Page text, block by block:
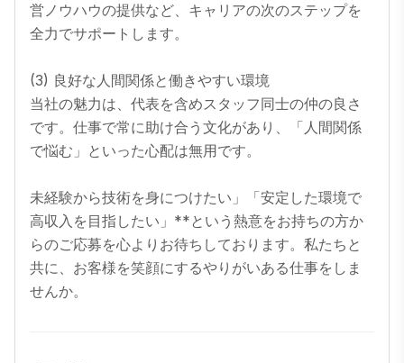
営ノウハウの提供など、キャリアの次のステップを
全力でサポートします。
(3) 良好な人間関係と働きやすい環境
当社の魅力は、代表を含めスタッフ同士の仲の良さ
です。仕事で常に助け合う文化があり、「人間関係
で悩む」といった心配は無用です。
未経験から技術を身につけたい」「安定した環境で
高収入を目指したい」**という熱意をお持ちの方か
らのご応募を心よりお待ちしております。私たちと
共に、お客様を笑顔にするやりがいある仕事をしま
せんか。